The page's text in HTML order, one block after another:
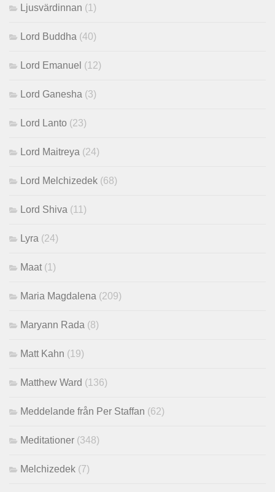
Ljusvärdinnan (1)
Lord Buddha (40)
Lord Emanuel (12)
Lord Ganesha (3)
Lord Lanto (23)
Lord Maitreya (24)
Lord Melchizedek (68)
Lord Shiva (11)
Lyra (24)
Maat (1)
Maria Magdalena (209)
Maryann Rada (8)
Matt Kahn (19)
Matthew Ward (136)
Meddelande från Per Staffan (62)
Meditationer (348)
Melchizedek (7)